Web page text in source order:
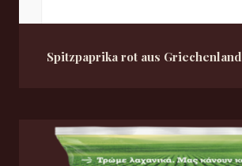
Spitzpaprika rot aus Griechenland